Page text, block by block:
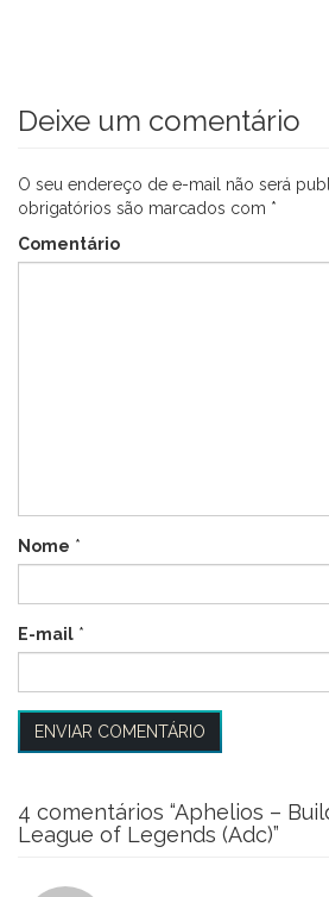
Deixe um comentário
O seu endereço de e-mail não será
obrigatórios são marcados com *
Comentário
Nome *
E-mail *
4 comentários “Aphelios –
League of Legends (Adc)”